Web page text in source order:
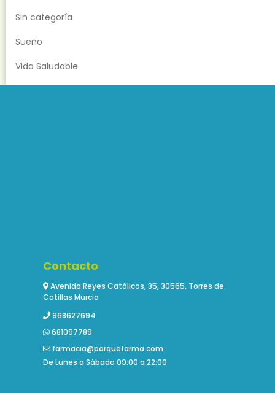
Sin categoría
Sueño
Vida Saludable
Contacto
Avenida Reyes Católicos, 35, 30565, Torres de
Cotillas Murcia
968627694
681097789
farmacia@parquefarma.com
De Lunes a Sábado 09:00 a 22:00